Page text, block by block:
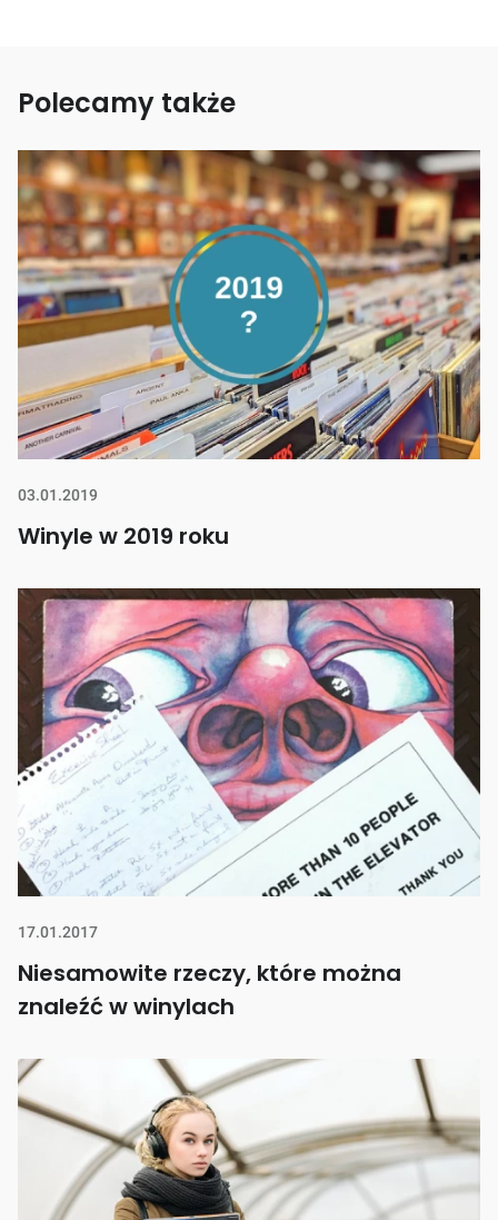
Polecamy także
03.01.2019
Winyle w 2019 roku
17.01.2017
Niesamowite rzeczy, które można
znaleźć w winylach